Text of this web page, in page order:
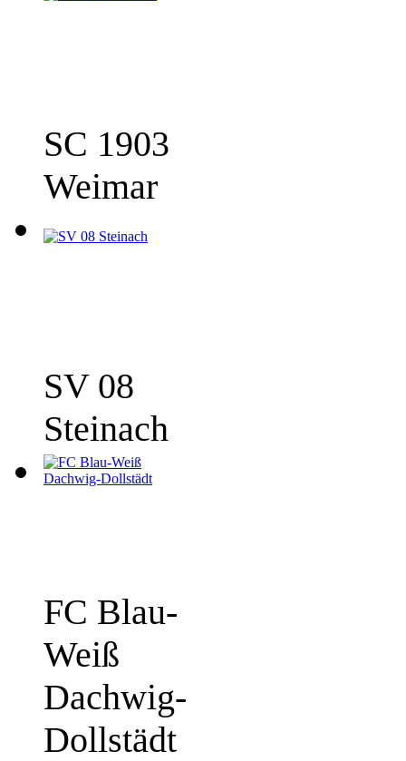
SC 1903
Weimar
SV 08
Steinach
FC Blau-
Weiß
Dachwig-
Dollstädt